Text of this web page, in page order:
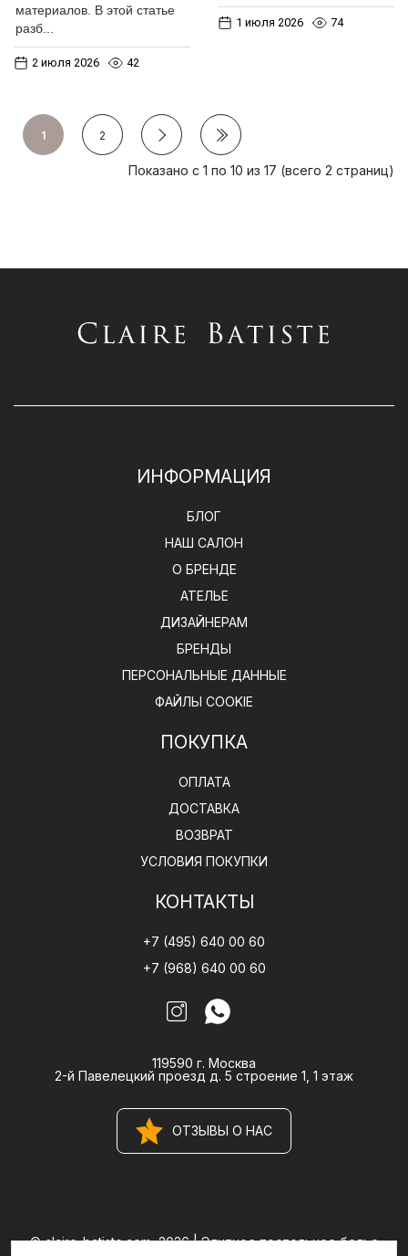
материалов. В этой статье
разб...
2 июля 2026 42
1 июля 2026 74
1 2
Показано с 1 по 10 из 17 (всего 2 страниц)
ИНФОРМАЦИЯ
БЛОГ
НАШ САЛОН
О БРЕНДЕ
АТЕЛЬЕ
ДИЗАЙНЕРАМ
БРЕНДЫ
ПЕРСОНАЛЬНЫЕ ДАННЫЕ
ФАЙЛЫ COOKIE
ПОКУПКА
ОПЛАТА
ДОСТАВКА
ВОЗВРАТ
УСЛОВИЯ ПОКУПКИ
КОНТАКТЫ
+7 (495) 640 00 60
+7 (968) 640 00 60
119590 г. Москва
2-й Павелецкий проезд д. 5 строение 1, 1 этаж
ОТЗЫВЫ О НАС
© claire-batiste.com, 2026 |Элитное постельное белье